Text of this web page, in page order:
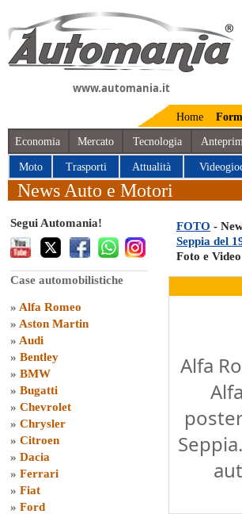
www.automania.it
Home
Economia Mercato Tecnologia
Moto Trasporti Attualità
News Auto e Motori
Segui Automania!
Case automobilistiche
» Alfa Romeo
» Aston Martin
» Audi
» Bentley
» BMW
» Bugatti
» Chevrolet
» Chrysler
» Citroen
» Dacia
» Ferrari
» Fiat
» Ford
FOTO -
Seppia del
Foto e
Alfa